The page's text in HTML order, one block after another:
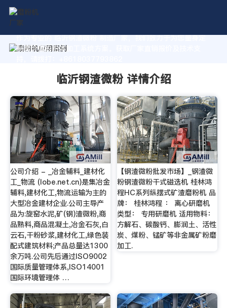
作为专业的 临沂钢渣微粉 制造厂家，我们致力于为您量身定
制高价值的粉体加工系统方案。获取厂家直销报价及技术支
临沂钢渣微粉 详情介绍
公司介绍 - _冶金辅料_建材化
工_物流 (lobe.net.cn)是集冶金
辅料,建材化工,物流运输为主的
大型冶金建材企业.公司主导产
品为:旋窑水泥,矿(钢)渣微粉,商
品熟料,商品混凝土,冶金石灰,白
云石,干粉砂浆,建材化工,绿色装
配式建筑材料;产品总量达1300
余万吨.公司先后通过ISO9002
国际质量管理体系,ISO14001
国际环境管理体 …
【钢渣微粉批发市场】_钢渣微
粉钢渣微粉干式磁选机 桂林鸿
程HC系列纵摆式矿渣磨粉机 品
牌： 桂林鸿程 ： 离心研磨机
类型： 专用研磨机 适用物料：
方解石、碳酸钙、膨润土、活性
炭、煤粉、锰矿等非金属矿粉磨
加工.